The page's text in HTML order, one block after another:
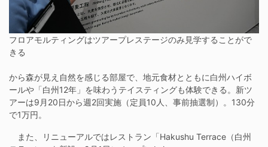
フロアモルティングはツアープレステージのみ見学することがで
きる
から森が見え自然を感じる部屋で、地元食材とともに白州ハイボ
ールや「白州12年」を味わうテイスティングも体験できる。新ツ
アーは9月20日から週2回実施（定員10人、事前抽選制）。130分
で1万円。
また、リニューアルではレストラン「Hakushu Terrace（白州